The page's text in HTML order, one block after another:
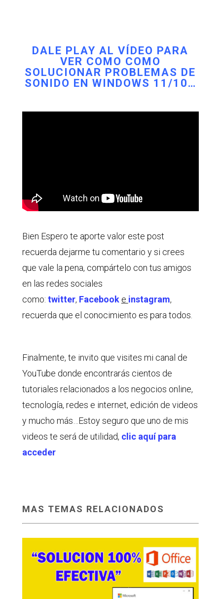
DALE PLAY AL VÍDEO PARA
VER COMO COMO
SOLUCIONAR PROBLEMAS DE
SONIDO EN WINDOWS 11/10…
Bien Espero te aporte valor este post
recuerda dejarme tu comentario y si crees
que vale la pena, compártelo con tus amigos
en las redes sociales
como: twitter, Facebook e instagram,
recuerda que el conocimiento es para todos.
Finalmente, te invito que visites mi canal de
YouTube donde encontrarás cientos de
tutoriales relacionados a los negocios online,
tecnología, redes e internet, edición de videos
y mucho más…Estoy seguro que uno de mis
videos te será de utilidad, clic aquí para
acceder
MAS TEMAS RELACIONADOS